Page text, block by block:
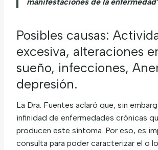
Posibles causas:
excesiva, alteraciones
sueño, infecciones,
depresión.
La Dra. Fuentes aclaró que, sin
infinidad de enfermedades crónicas
producen este síntoma. Por eso, es
consulta para poder caracterizar el o